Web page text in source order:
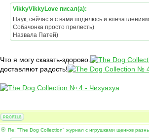
VikkyVikkyLove писал(а):
Паук, сейчас я с вами поделюсь и
Собачонка просто прелесть)
Назвала Патей)
Что я могу сказать-здорово.
доставляют радость!
Re: "The Dog Collection" журнал с игрушками щенков